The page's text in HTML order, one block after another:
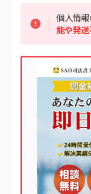
個人情
能や発